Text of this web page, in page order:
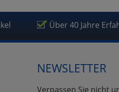
Über 40 Jahre
NEWSLETTER
Verpassen Sie nicht